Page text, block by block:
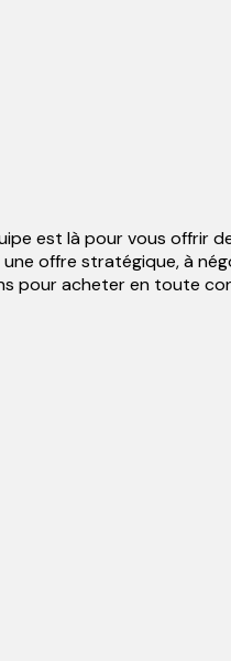
est là pour vous offrir
offre stratégique, à
pour acheter en toute